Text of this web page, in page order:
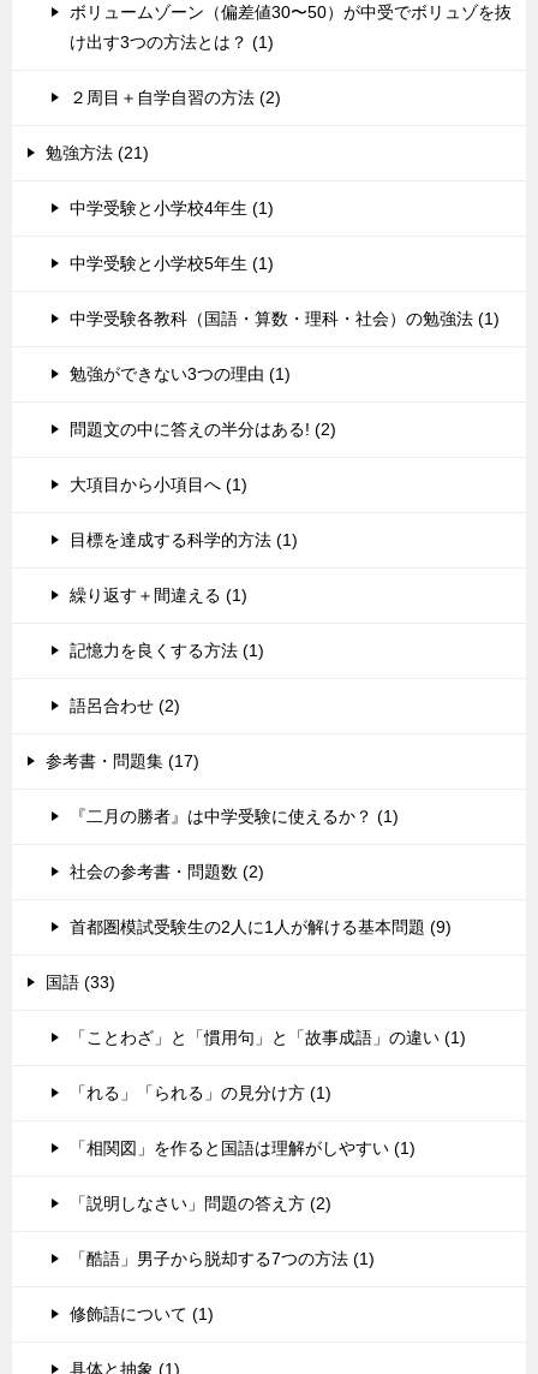
ボリュームゾーン（偏差値30〜50）が中受でボリュゾを抜
け出す3つの方法とは？ (1)
２周目＋自学自習の方法 (2)
勉強方法 (21)
中学受験と小学校4年生 (1)
中学受験と小学校5年生 (1)
中学受験各教科（国語・算数・理科・社会）の勉強法 (1)
勉強ができない3つの理由 (1)
問題文の中に答えの半分はある! (2)
大項目から小項目へ (1)
目標を達成する科学的方法 (1)
繰り返す＋間違える (1)
記憶力を良くする方法 (1)
語呂合わせ (2)
参考書・問題集 (17)
『二月の勝者』は中学受験に使えるか？ (1)
社会の参考書・問題数 (2)
首都圏模試受験生の2人に1人が解ける基本問題 (9)
国語 (33)
「ことわざ」と「慣用句」と「故事成語」の違い (1)
「れる」「られる」の見分け方 (1)
「相関図」を作ると国語は理解がしやすい (1)
「説明しなさい」問題の答え方 (2)
「酷語」男子から脱却する7つの方法 (1)
修飾語について (1)
具体と抽象 (1)